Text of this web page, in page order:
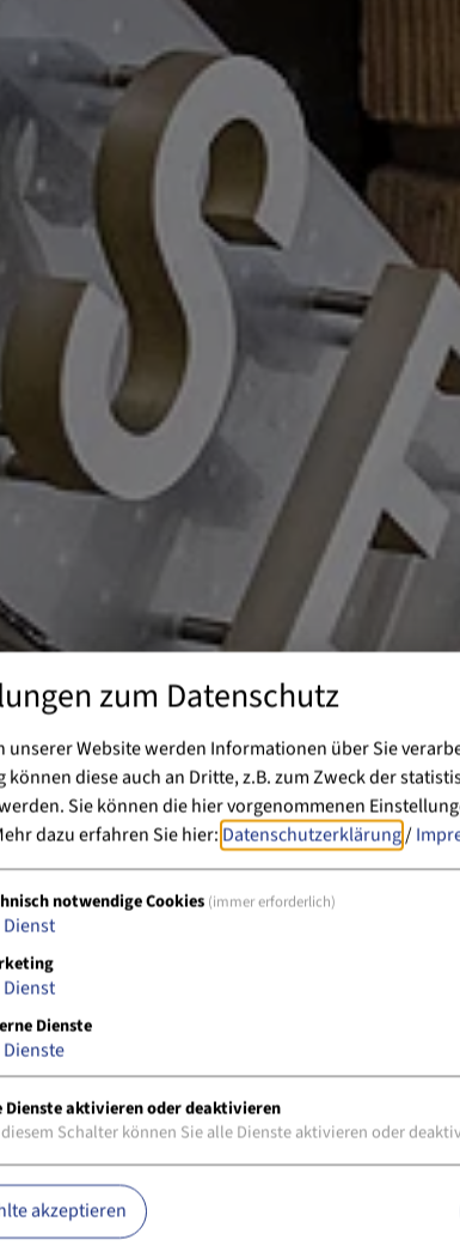
zum Datenschutz
unserer Website werden Informationen über Sie
können diese auch an Dritte, z.B. zum Zweck der
Sie können die hier vorgenommenen
dazu erfahren Sie hier: Datenschutzerklärung/
notwendige Cookies (immer erforderlich)
Dienst
Dienst
Dienste
Dienste
Dienste aktivieren oder deaktivieren
Schalter können Sie alle Dienste aktivieren oder
akzeptieren